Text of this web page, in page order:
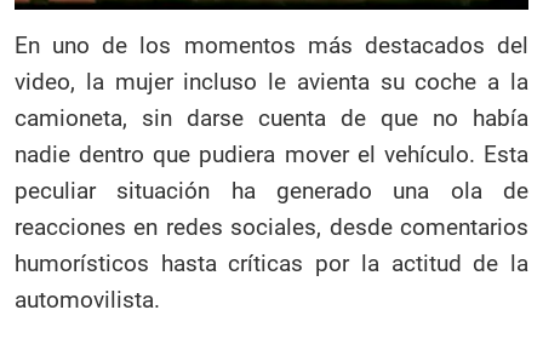
En uno de los momentos más destacados del
video, la mujer incluso le avienta su coche a la
camioneta, sin darse cuenta de que no había
nadie dentro que pudiera mover el vehículo. Esta
peculiar situación ha generado una ola de
reacciones en redes sociales, desde comentarios
humorísticos hasta críticas por la actitud de la
automovilista.